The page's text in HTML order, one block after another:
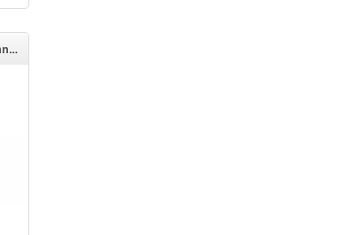
Máy làm mát thiết bị Technotrans 2011541